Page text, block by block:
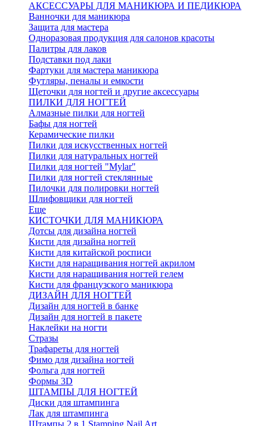
АКСЕССУАРЫ ДЛЯ МАНИКЮРА И ПЕДИКЮРА
Ванночки для маникюра
Защита для мастера
Одноразовая продукция для салонов красоты
Палитры для лаков
Подставки под лаки
Фартуки для мастера маникюра
Футляры, пеналы и емкости
Щеточки для ногтей и другие аксессуары
ПИЛКИ ДЛЯ НОГТЕЙ
Алмазные пилки для ногтей
Бафы для ногтей
Керамические пилки
Пилки для искусственных ногтей
Пилки для натуральных ногтей
Пилки для ногтей "Mylar"
Пилки для ногтей стеклянные
Пилочки для полировки ногтей
Шлифовщики для ногтей
Еще
КИСТОЧКИ ДЛЯ МАНИКЮРА
Дотсы для дизайна ногтей
Кисти для дизайна ногтей
Кисти для китайской росписи
Кисти для наращивания ногтей акрилом
Кисти для наращивания ногтей гелем
Кисти для французского маникюра
ДИЗАЙН ДЛЯ НОГТЕЙ
Дизайн для ногтей в банке
Дизайн для ногтей в пакете
Наклейки на ногти
Стразы
Трафареты для ногтей
Фимо для дизайна ногтей
Фольга для ногтей
Формы 3D
ШТАМПЫ ДЛЯ НОГТЕЙ
Диски для штампинга
Лак для штампинга
Штампы 2 в 1 Stamping Nail Art